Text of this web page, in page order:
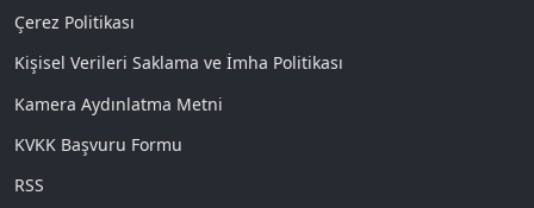
Çerez Politikası
Kişisel Verileri Saklama ve İmha Politikası
Kamera Aydınlatma Metni
KVKK Başvuru Formu
RSS